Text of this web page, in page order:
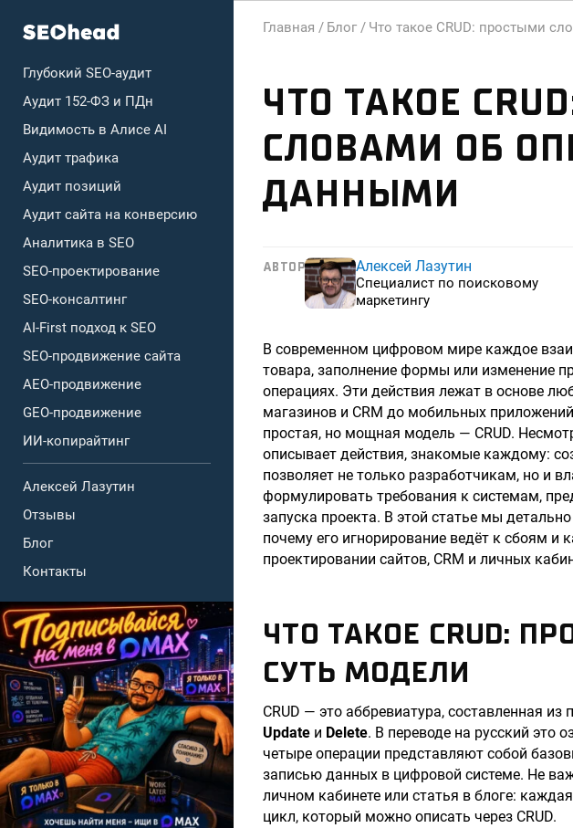
Глубокий SEO-аудит
Аудит 152-ФЗ и ПДн
Видимость в Алисе AI
Аудит трафика
Аудит позиций
Аудит сайта на конверсию
Аналитика в SEO
SEO-проектирование
SEO-консалтинг
AI-First подход к SEO
SEO-продвижение сайта
AEO-продвижение
GEO-продвижение
ИИ-копирайтинг
Алексей Лазутин
Отзывы
Блог
Контакты
Главная / Блог / Что такое CRUD: простыми
ЧТО ТАКОЕ
СЛОВАМИ ОБ
ДАННЫМИ
АВТОР Алексей Лазутин
Специалист по поисковому
маркетингу
В современном цифровом мире каждое
товара, заполнение формы или изменение
операциях. Эти действия лежат в основе
магазинов и CRM до мобильных
простая, но мощная модель — CRUD.
описывает действия, знакомые каждому:
позволяет не только разработчикам, но и
формулировать требования к системам,
запуска проекта. В этой статье мы
почему его игнорирование ведёт к сбоям и
проектировании сайтов, CRM и личных
ЧТО ТАКОЕ CRUD:
СУТЬ МОДЕЛИ
CRUD — это аббревиатура, составленная
Update и Delete. В переводе на русский это
четыре операции представляют собой
записью данных в цифровой системе. Не
личном кабинете или статья в блоге:
цикл, который можно описать через CRUD.